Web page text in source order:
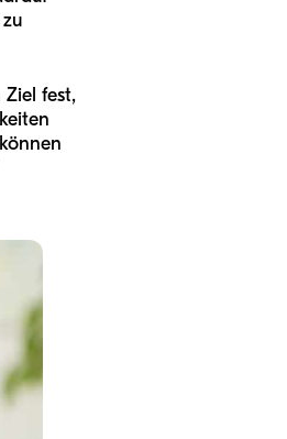
Ziel fest,